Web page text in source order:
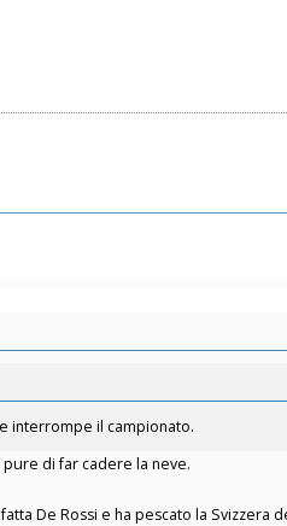
interrompe il campionato.
pure di far cadere la neve.
De Rossi e ha pescato la Svizzera